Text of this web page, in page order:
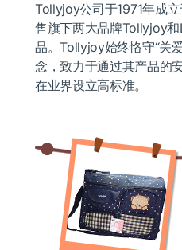
Tollyjoy公司于1971年成
售旗下两大品牌Tollyjoy
品。Tollyjoy始终恪守“关
念，致力于通过其产品的
在业界设立高标准。